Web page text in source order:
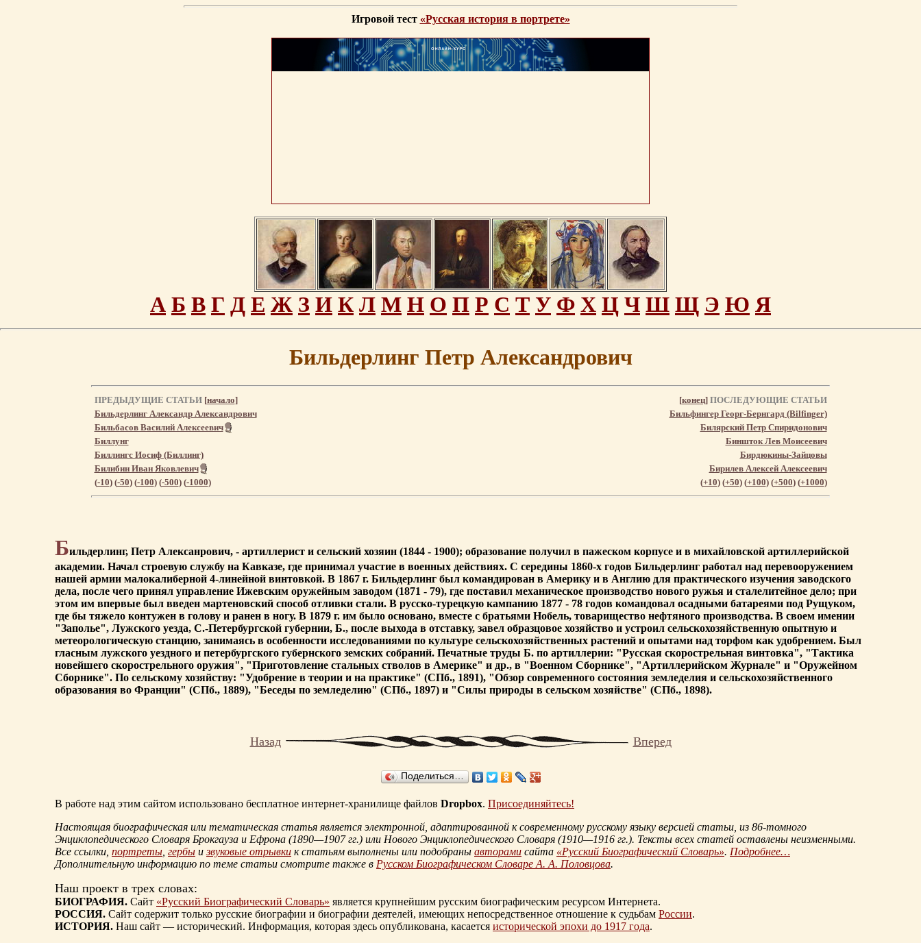
Игровой тест «Русская история в портрете»
А Б В Г Д Е Ж З И К Л М Н О П Р С Т У Ф Х Ц Ч Ш Щ Э Ю Я
Бильдерлинг Петр Александрович
ПРЕДЫДУЩИЕ СТАТЬИ [начало] [конец]ПОСЛЕДУЮЩИЕ СТАТЬИ
Бильдерлинг Александр Александрович
Бильфингер Георг-Бернгард (Bilfinger)
Бильбасов Василий Алексеевич
Билярский Петр Спиридонович
Биллунг
Биншток Лев Моисеевич
Биллингс Иосиф (Биллинг)
Бирдюкины-Зайцовы
Билибин Иван Яковлевич
Бирилев Алексей Алексеевич
(-10) (-50) (-100) (-500) (-1000) (+10) (+50) (+100) (+500) (+1000)
Бильдерлинг, Петр Алексанрович, - артиллерист и сельский хозяин (1844 - 1900); образование получил в пажеском корпусе и в михайловской артиллерийской
академии. Начал строевую службу на Кавказе, где принимал участие в военных действиях. С середины 1860-х годов Бильдерлинг работал над перевооружением
нашей армии малокалиберной 4-линейной винтовкой. В 1867 г. Бильдерлинг был командирован в Америку и в Англию для практического изучения заводского
дела, после чего принял управление Ижевским оружейным заводом (1871 - 79), где поставил механическое производство нового ружья и сталелитейное дело; при
этом им впервые был введен мартеновский способ отливки стали. В русско-турецкую кампанию 1877 - 78 годов командовал осадными батареями под Рущуком,
где бы тяжело контужен в голову и ранен в ногу. В 1879 г. им было основано, вместе с братьями Нобель, товарищество нефтяного производства. В своем имении
"Заполье", Лужского уезда, С.-Петербургской губернии, Б., после выхода в отставку, завел образцовое хозяйство и устроил сельскохозяйственную опытную и
метеорологическую станцию, занимаясь в особенности исследованиями по культуре сельскохозяйственных растений и опытами над торфом как удобрением. Был
гласным лужского уездного и петербургского губернского земских собраний. Печатные труды Б. по артиллерии: "Русская скорострельная винтовка", "Тактика
новейшего скорострельного оружия", "Приготовление стальных стволов в Америке" и др., в "Военном Сборнике", "Артиллерийском Журнале" и "Оружейном
Сборнике". По сельскому хозяйству: "Удобрение в теории и на практике" (СПб., 1891), "Обзор современного состояния земледелия и сельскохозяйственного
образования во Франции" (СПб., 1889), "Беседы по земледелию" (СПб., 1897) и "Силы природы в сельском хозяйстве" (СПб., 1898).
Назад Вперед
Поделиться…
В работе над этим сайтом использовано бесплатное интернет-хранилище файлов Dropbox. Присоединяйтесь!
Настоящая биографическая или тематическая статья является электронной, адаптированной к современному русскому языку версией статьи, из 86-томного
Энциклопедического Словаря Брокгауза и Ефрона (1890—1907 гг.) или Нового Энциклопедического Словаря (1910—1916 гг.). Тексты всех статей оставлены неизменными.
Все ссылки, портреты, гербы и звуковые отрывки к статьям выполнены или подобраны авторами сайта «Русский Биографический Словарь». Подробнее…
Дополнительную информацию по теме статьи смотрите также в Русском Биографическом Словаре А. А. Половцова.
Наш проект в трех словах:
БИОГРАФИЯ. Сайт «Русский Биографический Словарь» является крупнейшим русским биографическим ресурсом Интернета.
РОССИЯ. Сайт содержит только русские биографии и биографии деятелей, имеющих непосредственное отношение к судьбам России.
ИСТОРИЯ. Наш сайт — исторический. Информация, которая здесь опубликована, касается исторической эпохи до 1917 года.